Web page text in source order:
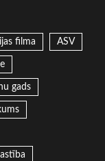
filma ASV
gads